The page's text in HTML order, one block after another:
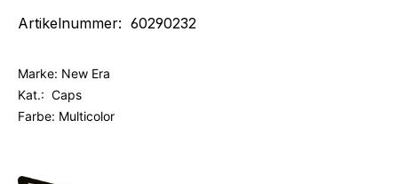
Artikelnummer: 60290232
Marke: New Era
Kat.: Caps
Farbe: Multicolor